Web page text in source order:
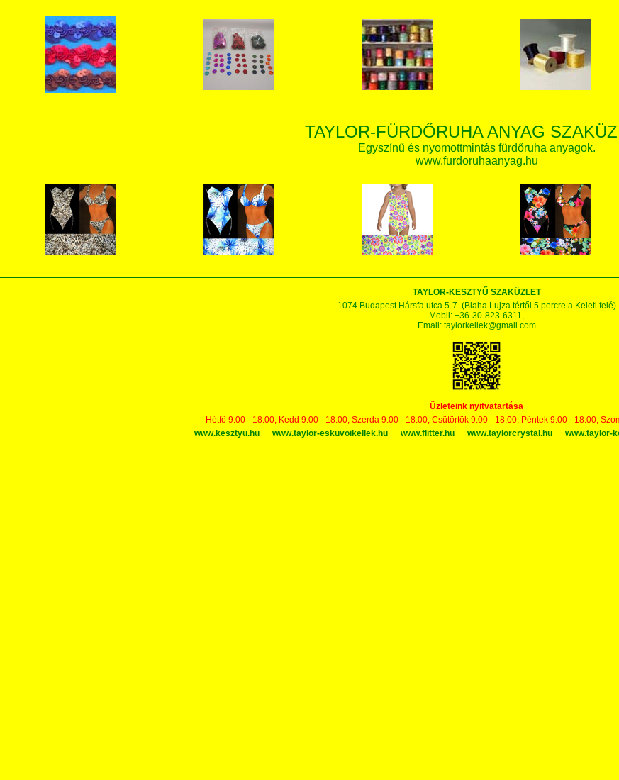
TAYLOR-FÜRDŐRUHA ANYAG
Egyszínű és nyomottmintás fürdőruha anyagok.
www.furdoruhaanyag.hu
TAYLOR-KESZTYŰ SZAKÜZLET
1074 Budapest Hársfa utca 5-7. (Blaha Lujza tértől 5 percre a Keleti felé)
Mobil: +36-30-823-6311,
Email: taylorkellek@gmail.com
Üzleteink nyitvatartása
Hétfő 9:00 - 18:00, Kedd 9:00 - 18:00, Szerda 9:00 - 18:00, Csütörtök 9:00 - 18:00, Péntek 9:00 - 18:00,
www.kesztyu.hu
www.taylor-eskuvoikellek.hu www.flitter.hu www.taylorcrystal.hu www.taylor-